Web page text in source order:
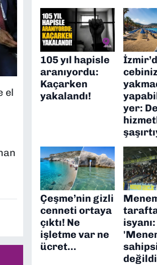
el
105 yıl hapisle
aranıyordu:
Kaçarken
yakalandı!
yer:
Çeşme’nin gizli
cenneti ortaya
çıktı! Ne
işletme var ne
ücret…
isyanı: